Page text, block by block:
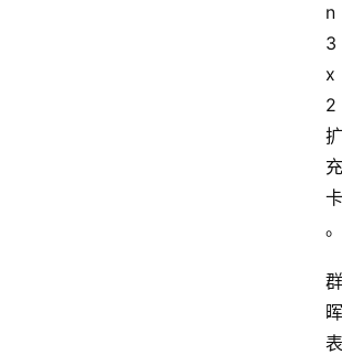
n
3
x
2
扩
充
卡
。
群
晖
表